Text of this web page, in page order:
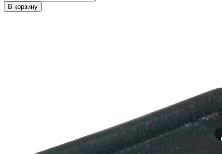
В корзину